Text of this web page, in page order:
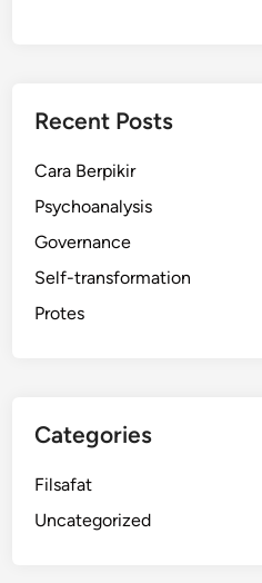
Recent Posts
Cara Berpikir
Psychoanalysis
Governance
Self-transformation
Protes
Categories
Filsafat
Uncategorized